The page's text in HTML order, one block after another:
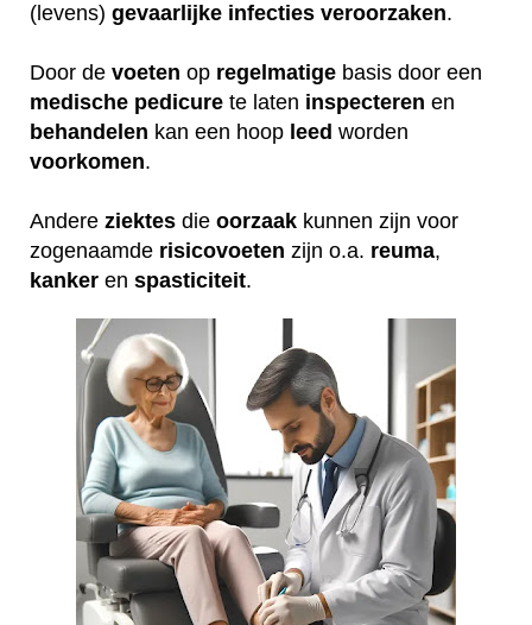
(levens) gevaarlijke infecties veroorzaken.
Door de voeten op regelmatige basis door een
medische pedicure te laten inspecteren en
behandelen kan een hoop leed worden
voorkomen.
Andere ziektes die oorzaak kunnen zijn voor
zogenaamde risicovoeten zijn o.a. reuma,
kanker en spasticiteit.